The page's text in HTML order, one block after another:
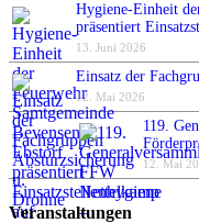
Hygiene-Einheit
präsentiert
13. Juni 2026
Einsatz der
12. Mai 2026
119.
12. Mai
Veranstaltungen